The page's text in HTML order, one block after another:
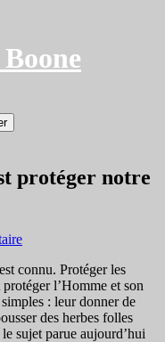
protéger notre
connu. Protéger les
l’Homme et son
: leur donner de
des herbes folles
sujet parue aujourd’hui